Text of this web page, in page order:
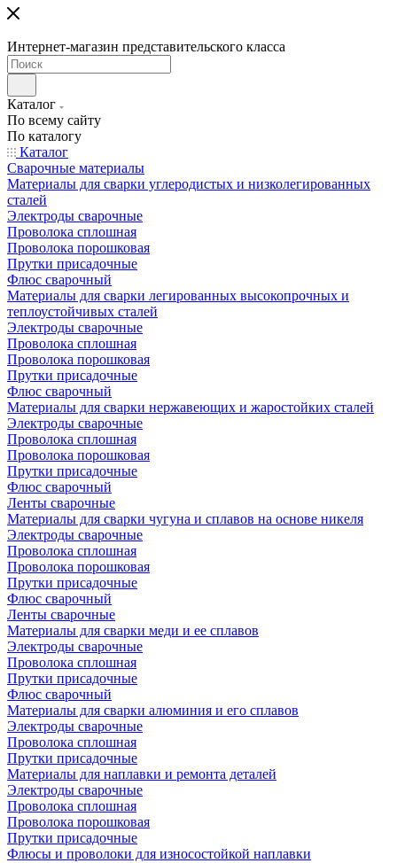
Интернет-магазин представительского класса
Каталог
По всему сайту
По каталогу
Каталог
Сварочные материалы
Материалы для сварки углеродистых и низколегированных
сталей
Электроды сварочные
Проволока сплошная
Проволока порошковая
Прутки присадочные
Флюс сварочный
Материалы для сварки легированных высокопрочных и
теплоустойчивых сталей
Электроды сварочные
Проволока сплошная
Проволока порошковая
Прутки присадочные
Флюс сварочный
Материалы для сварки нержавеющих и жаростойких сталей
Электроды сварочные
Проволока сплошная
Проволока порошковая
Прутки присадочные
Флюс сварочный
Ленты сварочные
Материалы для сварки чугуна и сплавов на основе никеля
Электроды сварочные
Проволока сплошная
Проволока порошковая
Прутки присадочные
Флюс сварочный
Ленты сварочные
Материалы для сварки меди и ее сплавов
Электроды сварочные
Проволока сплошная
Прутки присадочные
Флюс сварочный
Материалы для сварки алюминия и его сплавов
Электроды сварочные
Проволока сплошная
Прутки присадочные
Материалы для наплавки и ремонта деталей
Электроды сварочные
Проволока сплошная
Проволока порошковая
Прутки присадочные
Флюсы и проволоки для износостойкой наплавки